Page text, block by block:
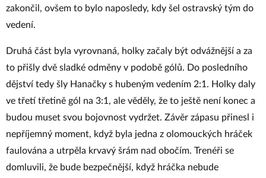
zakončil, ovšem to bylo naposledy, kdy šel ostravský tým do
vedení.
Druhá část byla vyrovnaná, holky začaly být odvážnější a za
to přišly dvě sladké odměny v podobě gólů. Do posledního
dějství tedy šly Hanačky s hubeným vedením 2:1. Holky daly
ve třetí třetině gól na 3:1, ale věděly, že to ještě není konec a
budou muset svou bojovnost vydržet. Závěr zápasu přinesl i
nepříjemný moment, když byla jedna z olomouckých hráček
faulována a utrpěla krvavý šrám nad obočím. Trenéři se
domluvili, že bude bezpečnější, když hráčka nebude